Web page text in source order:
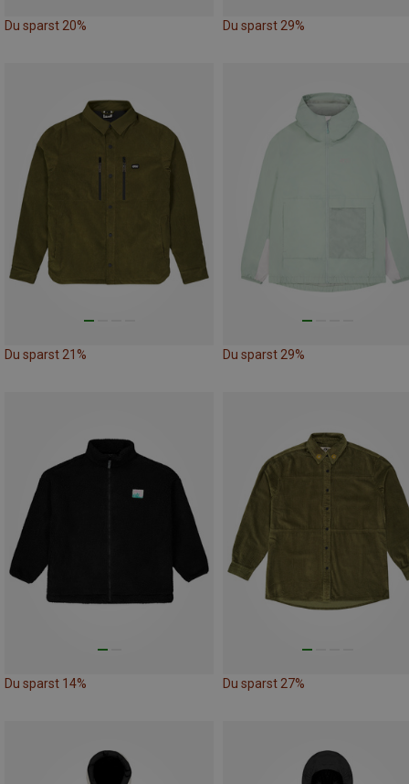
Du sparst 20% Du sparst 29%
Du sparst 21% Du sparst 29%
Du sparst 14% Du sparst 27%